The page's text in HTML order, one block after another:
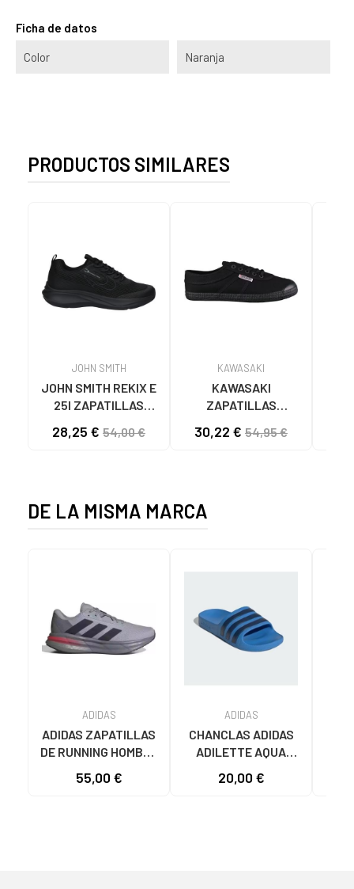
Ficha de datos
Color Naranja
PRODUCTOS SIMILARES
JOHN SMITH
JOHN SMITH REKIX E
25I ZAPATILLAS
NEGRO NEGRO
28,25 € 54,00 €
KAWASAKI
KAWASAKI
ZAPATILLAS
CANVAS K192495
30,22 € 54,95 €
DE LA MISMA MARCA
ADIDAS
ADIDAS ZAPATILLAS
DE RUNNING HOMBRE
GRIS VARIOS
55,00 €
ADIDAS
CHANCLAS ADIDAS
ADILETTE AQUA
AZUL AZUL
20,00 €